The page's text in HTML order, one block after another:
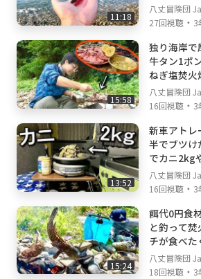
11:18
八丈冒険団
an's TV
27回視聴 ・ 3
15:58
独り海岸で
牛タン1ポ
ねぎ塩焚火
八丈冒険団
an's TV
16回視聴 ・ 3
13:52
新車アトレ
半でブツけ
でカニ2kg
八丈冒険団
an's TV
16回視聴 ・ 3
15:24
餌代0円食
と釣って
チが食べた
八丈冒険団
an's TV
18回視聴 ・ 3